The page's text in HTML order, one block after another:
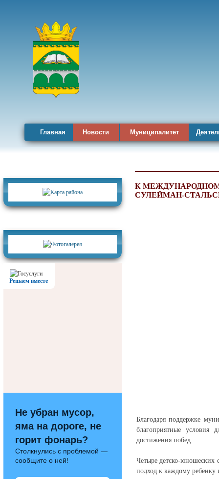
Главная Новости Муниципалитет
Решаем вместе
Не убран мусор,
яма на дороге, не
горит фонарь?
Столкнулись с проблемой —
сообщите о ней!
К
Благодаря поддержке
благоприятные условия
достижения побед.
Четыре
подход к каждому ребенку